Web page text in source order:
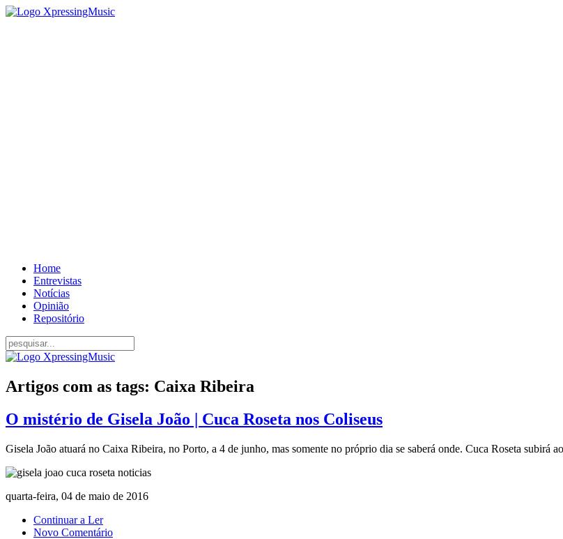
Home
Entrevistas
Notícias
Opinião
Repositório
Artigos com as tags: Caixa Ribeira
O mistério de Gisela João | Cuca Roseta nos Coliseus
Gisela João atuará no Caixa Ribeira, no Porto, a 4 de junho, mas somente no próprio dia se saberá onde. Cuca Roseta subirá
quarta-feira, 04 de maio de 2016
Continuar a Ler
Novo Comentário